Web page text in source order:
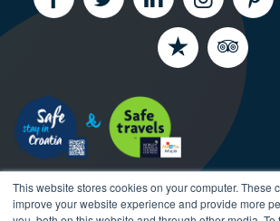
This website stores cookies on your computer. These
improve your website experience and provide more